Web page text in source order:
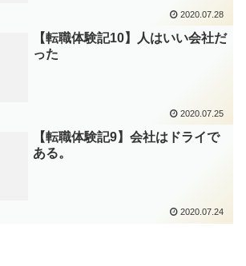
2020.07.28
【転職体験記10】人はいい会社だ
った
2020.07.25
【転職体験記9】会社はドライで
ある。
2020.07.24